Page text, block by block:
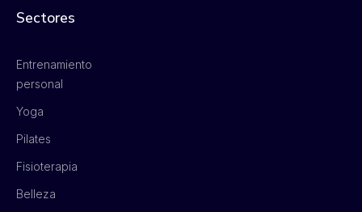
Sectores
Entrenamiento
personal
Yoga
Pilates
Fisioterapia
Belleza